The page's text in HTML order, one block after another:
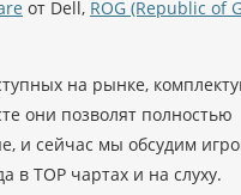
от Dell, ROG (Republic of
на рынке,
они позволят полностью
и сейчас мы обсудим
в TOP чартах и на слуху.